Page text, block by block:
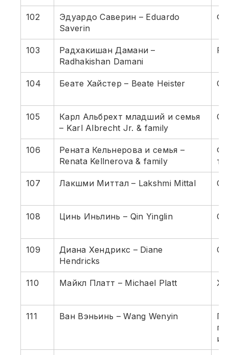
102
Эдуардо Саверин – Eduardo
Saverin
103
Радхакишан Дамани –
Radhakishan Damani
104 Беате Хайстер – Beate Heister
105
Карл Альбрехт младший и семья
– Karl Albrecht Jr. & family
106
Рената Кельнерова и семья –
Renata Kellnerova & family
107 Лакшми Миттал – Lakshmi Mittal
108 Цинь Иньлинь – Qin Yinglin
109
Диана Хендрикс – Diane
Hendricks
110 Майкл Платт – Michael Platt
111 Ван Вэньинь – Wang Wenyin